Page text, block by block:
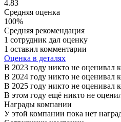
4.83
Средняя оценка
100%
Средняя рекомендация
1 сотрудник дал оценку
1 оставил комментарии
Оценка в деталях
В 2023 году никто не оценивал
В 2024 году никто не оценивал
В 2025 году никто не оценивал
В этом году ещё никто не
Награды компании
У этой компании пока нет